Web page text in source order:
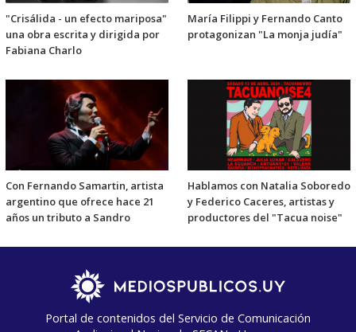
"Crisálida - un efecto mariposa"
una obra escrita y dirigida por
Fabiana Charlo
María Filippi y Fernando Canto
protagonizan "La monja judía"
Con Fernando Samartin, artista
argentino que ofrece hace 21
años un tributo a Sandro
Hablamos con Natalia Soboredo
y Federico Caceres, artistas y
productores del "Tacua noise"
Portal de contenidos del Servicio de Comunicación